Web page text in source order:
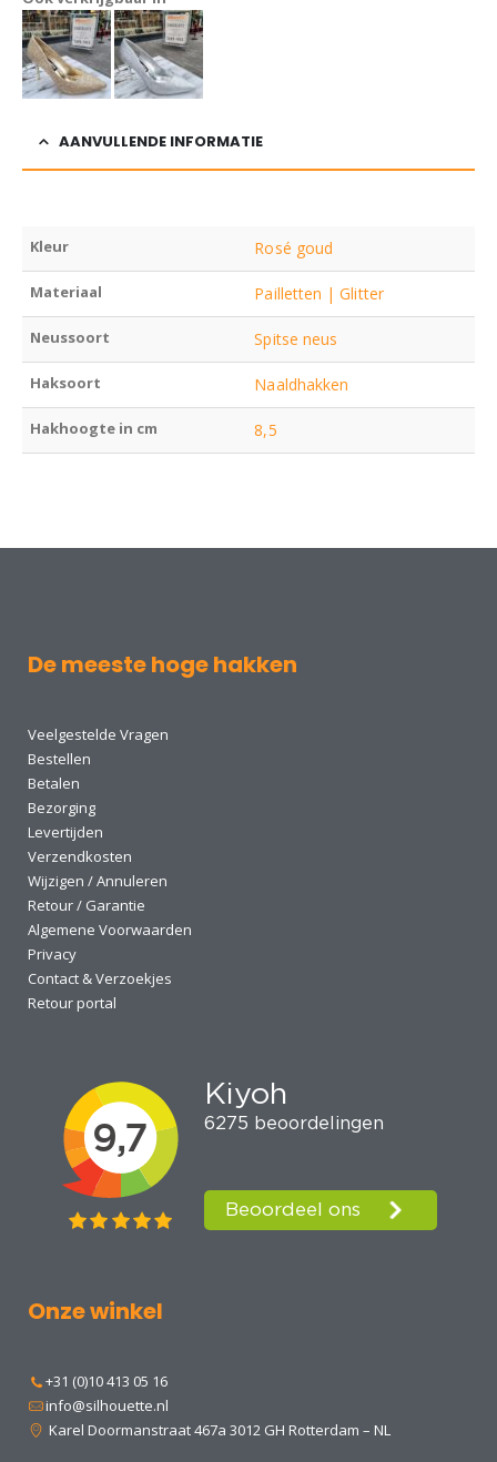
AANVULLENDE INFORMATIE
Kleur Rosé goud
Materiaal Pailletten | Glitter
Neussoort Spitse neus
Haksoort Naaldhakken
Hakhoogte in cm 8,5
De meeste hoge hakken
Veelgestelde Vragen
Bestellen
Betalen
Bezorging
Levertijden
Verzendkosten
Wijzigen / Annuleren
Retour / Garantie
Algemene Voorwaarden
Privacy
Contact & Verzoekjes
Retour portal
Onze winkel
+31 (0)10 413 05 16
info@silhouette.nl
Karel Doormanstraat 467a 3012 GH Rotterdam – NL